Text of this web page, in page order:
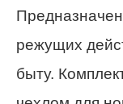
режущих
быту.